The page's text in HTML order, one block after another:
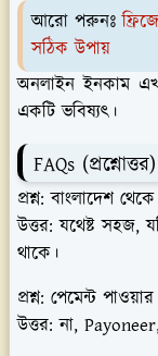
আরো পরুনঃ
সঠিক উপায়
অনলাইন ইনকাম
একটি ভবিষ্যৎ।
FAQs (প্রশ্নোত্তর)
প্রশ্ন: বাংলাদেশ
উত্তর: যথেষ্ট সহজ,
থাকে।
প্রশ্ন: পেমেন্ট
উত্তর: না,